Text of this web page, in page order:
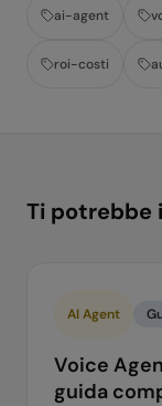
ai-agent
roi-costi
Ti potrebbe
AI Agent
Voice
guida